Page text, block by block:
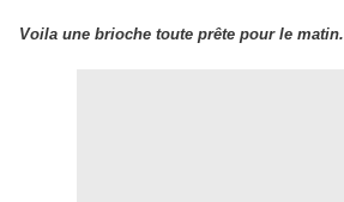
Voila une brioche toute prête pour le matin.